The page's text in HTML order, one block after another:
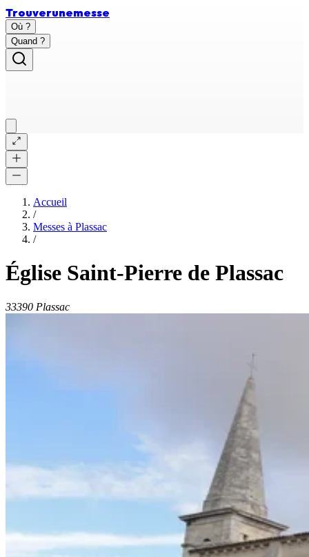
Trouverunemesse
Où ?
Quand ?
Accueil
/
Messes à Plassac
/
Église Saint-Pierre de Plassac
33390 Plassac